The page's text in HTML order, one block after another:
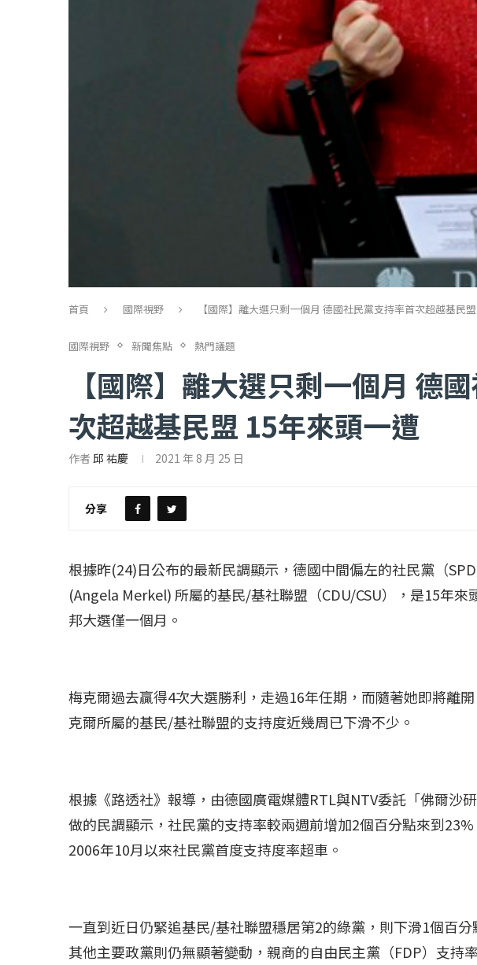
首頁 國際視野 【國際】離大選只剩一個月 德國社民黨支持率首次超越基民
國際視野 新聞焦點 熱門議題
【國際】離大選只剩一個月 德
次超越基民盟 15年來頭一遭
作者 邱 祐慶 2021 年 8 月 25 日
分享
根據昨(24)日公布的最新民調顯示，德國中間偏左的社民黨（
(Angela Merkel) 所屬的基民/基社聯盟（CDU/CSU），是15年
邦大選僅一個月。
梅克爾過去贏得4次大選勝利，走過16年任期，而隨著她即將離
克爾所屬的基民/基社聯盟的支持度近幾周已下滑不少。
根據《路透社》報導，由德國廣電媒體RTL與NTV委託「佛爾沙
做的民調顯示，社民黨的支持率較兩週前增加2個百分點來到
2006年10月以來社民黨首度支持度率超車。
一直到近日仍緊追基民/基社聯盟穩居第2的綠黨，則下滑1個百
其他主要政黨則仍無顯著變動，親商的自由民主黨（FDP）支持